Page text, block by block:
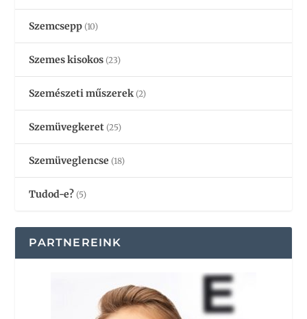
Szemcsepp (10)
Szemes kisokos (23)
Szemészeti műszerek (2)
Szemüvegkeret (25)
Szemüveglencse (18)
Tudod-e? (5)
PARTNEREINK